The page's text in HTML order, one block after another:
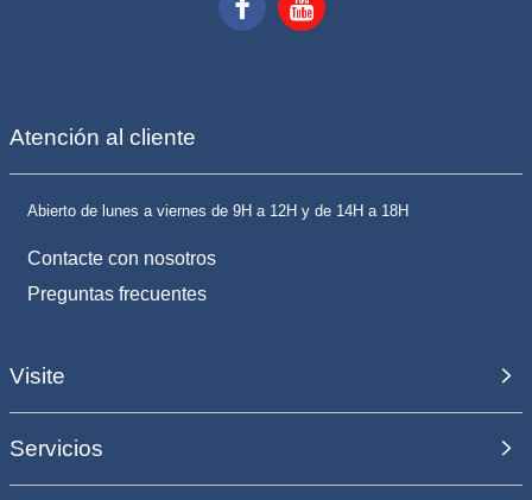
Atención al cliente
Abierto de lunes a viernes de 9H a 12H y de 14H a 18H
Contacte con nosotros
Preguntas frecuentes
Visite
Servicios